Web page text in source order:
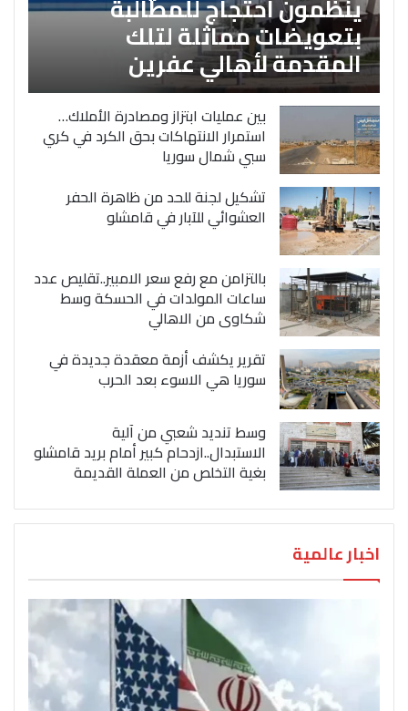
بتعويضات مماثلة لتلك
المقدمة لأهالي عفرين
بين عمليات ابتزاز ومصادرة الأملاك…
استمرار الانتهاكات بحق الكرد في كري
سبي شمال سوريا
تشكيل لجنة للحد من ظاهرة الحفر
العشوائي للآبار في قامشلو
بالتزامن مع رفع سعر الامبير..تقليص عدد
ساعات المولدات في الحسكة وسط
شكاوى من الاهالي
تقرير يكشف أزمة معقدة جديدة في
سوريا هي الاسوء بعد الحرب
وسط تنديد شعبي من آلية
الاستبدال..ازدحام كبير أمام بريد قامشلو
بغية التخلص من العملة القديمة
اخبار عالمية